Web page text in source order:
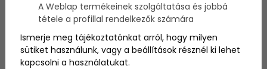
lehet wi-fizni. Ez atervegybrit-amerikai hajózási
társaság célkitűzései között szerepel.
A Weblap termékeinek szolgáltatása és jobbá
tétele a profillal rendelkezők számára
Ismerje meg tájékoztatónkat arról, hogy milyen
sütiket használunk, vagy a beállítások résznél ki lehet
kapcsolni a használatukat.